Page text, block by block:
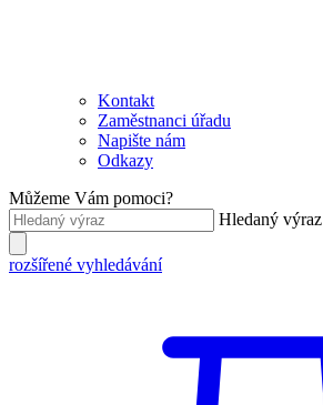
Kontakt
Zaměstnanci úřadu
Napište nám
Odkazy
Můžeme Vám pomoci?
Hledaný výraz
rozšířené vyhledávání